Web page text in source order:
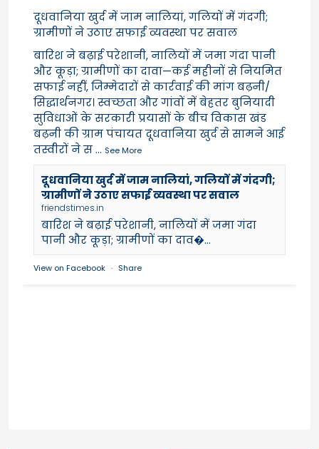
दूधवानिया खुर्द में जाम नालियां, गलियों में गंदगी;
ग्रामीणों ने उठाए सफाई व्यवस्था पर सवाल
बारिश ने बढ़ाई परेशानी, नालियों में जमा गंदा पानी
और कूड़ा; ग्रामीणों का दावा—कई महीनों से नियमित
सफाई नहीं, जिम्मेदारों से कार्रवाई की मांग बढ़नी/
सिद्धार्थनगर। स्वच्छता और गांवों में बेहतर बुनियादी
सुविधाओं के सरकारी प्रयासों के बीच विकास खंड
बढ़नी की ग्राम पंचायत दूधवानिया खुर्द से सामने आई
तस्वीरों ने स... See More
दूधवानिया खुर्द में जाम नालियां, गलियों में गंदगी;
ग्रामीणों ने उठाए सफाई व्यवस्था पर सवाल
friendstimes.in
बारिश ने बढ़ाई परेशानी, नालियों में जमा गंदा
पानी और कूड़ा; ग्रामीणों का दाव�...
View on Facebook · Share